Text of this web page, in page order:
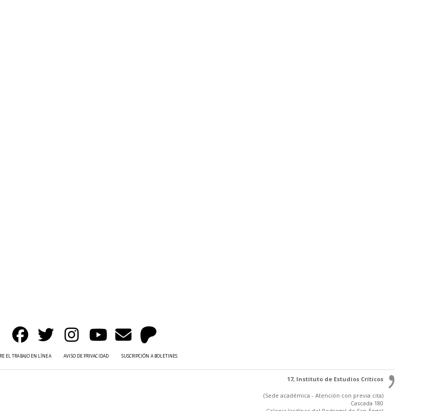
EL TRABAJO EN LÍNEA AVISO DE PRIVACIDAD SUSCRIPCIÓN A BOLETINES
17, Instituto de Estudios Críticos
(Sede académica - Atención con previa cita)
Cascada 180